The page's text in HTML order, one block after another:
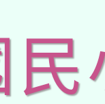
民